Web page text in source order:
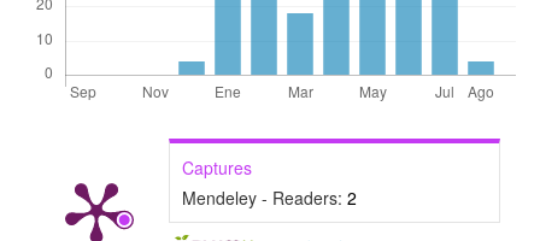
Captures
Mendeley - Readers: 2